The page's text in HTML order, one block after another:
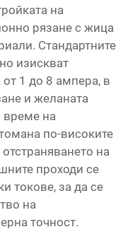
на
рязане с жица
Стандартните
изискват
1 до 8 ампера, в
и желаната
време на
по-високите
на
проходи се
токове, за да се
на
точност.